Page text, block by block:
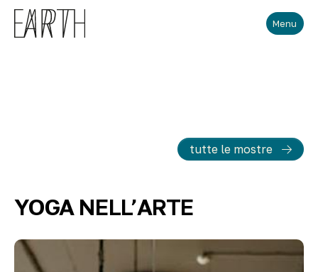
Skip to main content
Menu
YOGA NELL’ARTE
tutte le mostre